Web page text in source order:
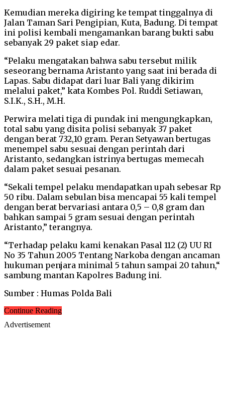
Kemudian mereka digiring ke tempat tinggalnya di
Jalan Taman Sari Pengipian, Kuta, Badung. Di tempat
ini polisi kembali mengamankan barang bukti sabu
sebanyak 29 paket siap edar.
“Pelaku mengatakan bahwa sabu tersebut milik
seseorang bernama Aristanto yang saat ini berada di
Lapas. Sabu didapat dari luar Bali yang dikirim
melalui paket,” kata Kombes Pol. Ruddi Setiawan,
S.I.K., S.H., M.H.
Perwira melati tiga di pundak ini mengungkapkan,
total sabu yang disita polisi sebanyak 37 paket
dengan berat 732,10 gram. Peran Setyawan bertugas
menempel sabu sesuai dengan perintah dari
Aristanto, sedangkan istrinya bertugas memecah
dalam paket sesuai pesanan.
“Sekali tempel pelaku mendapatkan upah sebesar Rp
50 ribu. Dalam sebulan bisa mencapai 55 kali tempel
dengan berat bervariasi antara 0,5 – 0,8 gram dan
bahkan sampai 5 gram sesuai dengan perintah
Aristanto,” terangnya.
“Terhadap pelaku kami kenakan Pasal 112 (2) UU RI
No 35 Tahun 2005 Tentang Narkoba dengan ancaman
hukuman penjara minimal 5 tahun sampai 20 tahun,“
sambung mantan Kapolres Badung ini.
Sumber : Humas Polda Bali
Continue Reading
Advertisement